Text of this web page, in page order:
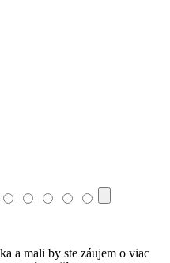
a mali by ste záujem o viac